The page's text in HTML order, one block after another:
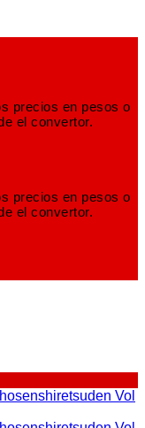
precios en pesos o
el convertor.
precios en pesos o
el convertor.